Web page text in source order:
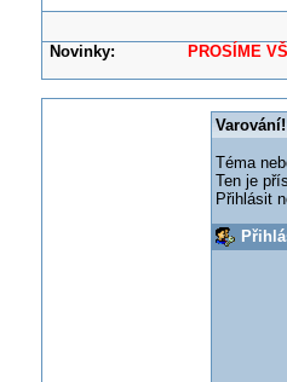
Novinky: PROSÍME
Varování!
Téma
Ten je
Přihlásit